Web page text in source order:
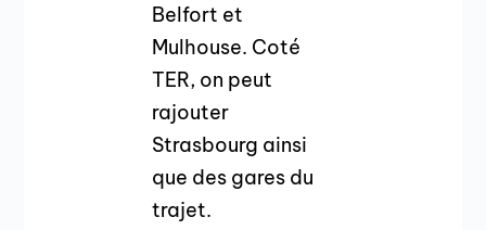
Belfort et
Mulhouse. Coté
TER, on peut
rajouter
Strasbourg ainsi
que des gares du
trajet.